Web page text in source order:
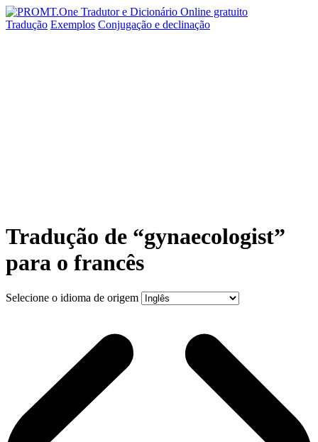
Tradução Exemplos Conjugação e declinação
Tradução de “gynaecologist”
para o francês
Selecione o idioma de origem